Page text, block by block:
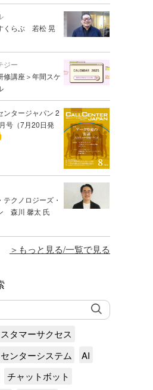
くらぶ 若松 晃
ジー
修講座＞年間スケ
ンタージャパン 2
号（7月20日発
テクノロジーズ・
森川 馨太 氏
もっと見る/一覧で見る
タマーサクセス
ンターシステム
AI
チャットボット